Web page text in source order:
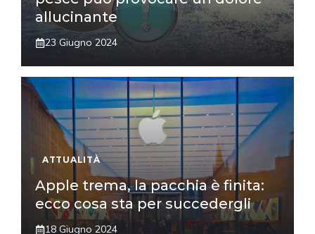
allucinante
23 Giugno 2024
ATTUALITÀ
Apple trema, la pacchia è finita:
ecco cosa sta per succedergli
18 Giugno 2024